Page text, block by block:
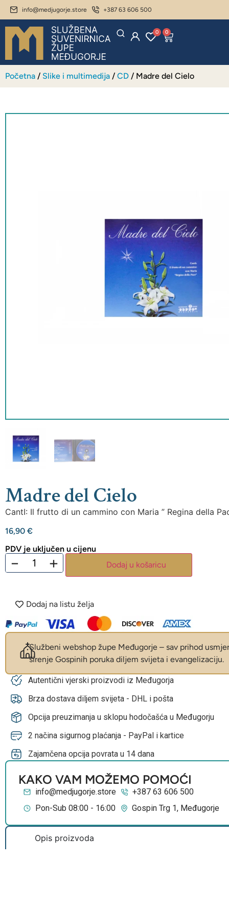
info@medjugorje.store +387 63 606 500
0 0
Početna / Slike i multimedija / CD / Madre del Cielo
Madre del Cielo
CantI: Il frutto di un cammino con Maria ” Regina della
16,90 €
PDV je uključen u cijenu
− + Dodaj u košaricu
Dodaj na listu želja
Službeni webshop župe Međugorje – sav prihod
širenje Gospinih poruka diljem svijeta i evangelizaciju.
Autentični vjerski proizvodi iz Međugorja
Brza dostava diljem svijeta - DHL i pošta
Opcija preuzimanja u sklopu hodočašća u Međugorju
2 načina sigurnog plaćanja - PayPal i kartice
Zajamčena opcija povrata u 14 dana
KAKO VAM MOŽEMO POMOĆI
info@medjugorje.store
+387 63 606 500
Pon-Sub 08:00 - 16:00
Gospin Trg 1, Međugorje
Opis proizvoda